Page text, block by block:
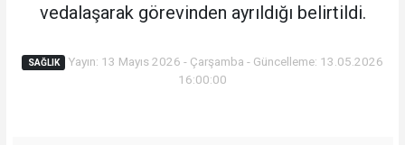
vedalaşarak görevinden ayrıldığı belirtildi.
SAĞLIK
Yayın: 13 Mayıs 2026 - Çarşamba - Güncelleme: 13.05.2026
16:00:00